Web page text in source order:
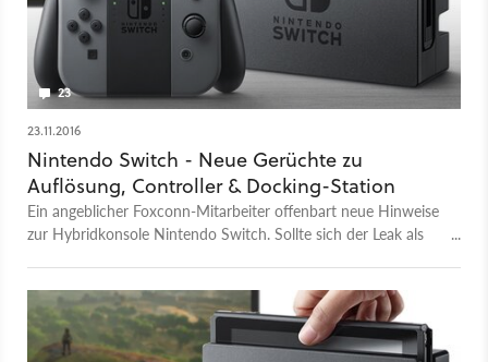
23
23.11.2016
Nintendo Switch - Neue Gerüchte zu
Auflösung, Controller & Docking-Station
Ein angeblicher Foxconn-Mitarbeiter offenbart neue Hinweise
zur Hybridkonsole Nintendo Switch. Sollte sich der Leak als